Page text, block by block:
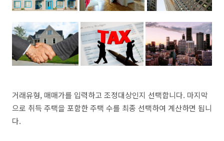
거래유형, 매매가를 입력하고 조정대상인지 선택합니다. 마지막
으로 취득 주택을 포함한 주택 수를 최종 선택하여 계산하면 됩니
다.